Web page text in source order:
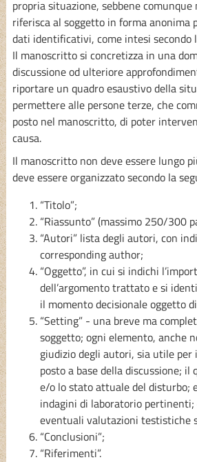
propria situazione, sebbene comunque
riferisca al soggetto in forma anonima
dati identificativi, come intesi secondo
Il manoscritto si concretizza in una
discussione od ulteriore
riportare un quadro esaustivo della
permettere alle persone terze, che
posto nel manoscritto, di poter
causa.
Il manoscritto non deve essere lungo
deve essere organizzato secondo la
“Titolo”;
“Riassunto” (massimo 250/300
“Autori” lista degli autori, con
corresponding author;
“Oggetto”, in cui si indichi
dell’argomento trattato e si
il momento decisionale oggetto
“Setting” - una breve ma
soggetto; ogni elemento, anche
giudizio degli autori, sia utile per
posto a base della discussione;
e/o lo stato attuale del disturbo;
indagini di laboratorio
eventuali valutazioni testistiche
“Conclusioni”;
“Riferimenti”.